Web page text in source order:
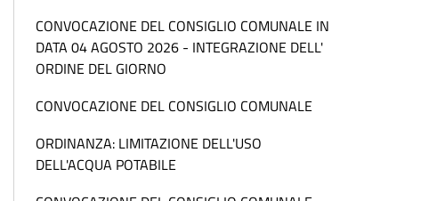
CONVOCAZIONE DEL CONSIGLIO COMUNALE IN
DATA 04 AGOSTO 2026 - INTEGRAZIONE DELL'
ORDINE DEL GIORNO
CONVOCAZIONE DEL CONSIGLIO COMUNALE
ORDINANZA: LIMITAZIONE DELL'USO
DELL'ACQUA POTABILE